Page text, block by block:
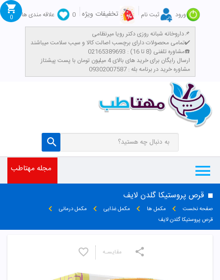
ورود ثبت نام تخفیفات ویژه 0
علاقه مندی ها
داروخانه شبانه روزی دکتر رویا میرنظامی📌
تمامی محصولات دارای برچسب اصالت کالا و سیب سلامت میباشند✔️
مشاوره تلفنی (8 تا 16) : 02165389693☎️
​ارسال رایگان برای خرید های بالای 4 میلیون تومان با پست پیشتاز
مشاوره خرید در برنامه بله : 09302007587
0
مجله مهتاطب
قرص پروستیکا گلدن لایف
صفحه نخست مکمل ها مکمل غذایی
مکمل درمانی
قرص پروستیکا گلدن لایف
مقایسـه